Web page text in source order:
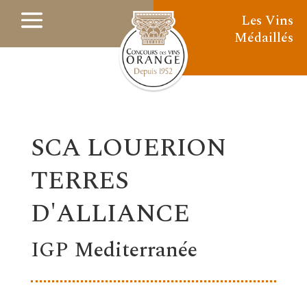
Les Vins
Médaillés
SCA LOUERION
TERRES
D'ALLIANCE
IGP Mediterranée